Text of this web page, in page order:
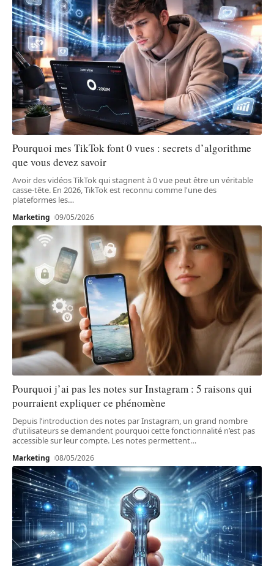
Pourquoi mes TikTok font 0 vues : secrets d’algorithme
que vous devez savoir
Avoir des vidéos TikTok qui stagnent à 0 vue peut être un véritable
casse-tête. En 2026, TikTok est reconnu comme l'une des
plateformes les…
Marketing 09/05/2026
Pourquoi j’ai pas les notes sur Instagram : 5 raisons qui
pourraient expliquer ce phénomène
Depuis l’introduction des notes par Instagram, un grand nombre
d’utilisateurs se demandent pourquoi cette fonctionnalité n’est pas
accessible sur leur compte. Les notes permettent…
Marketing 08/05/2026